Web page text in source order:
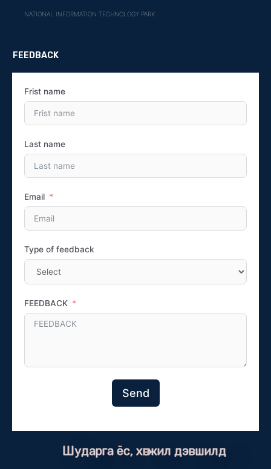
NATIONAL INFORMATION TECHNOLOGY PARK
FEEDBACK
Frist name
Last name
Email
Type of feedback
FEEDBACK
Send
Шударга ёс, хөгжил дэвшилд